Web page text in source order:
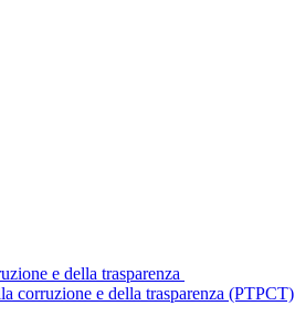
e della trasparenza
corruzione e della trasparenza (PTPCT)